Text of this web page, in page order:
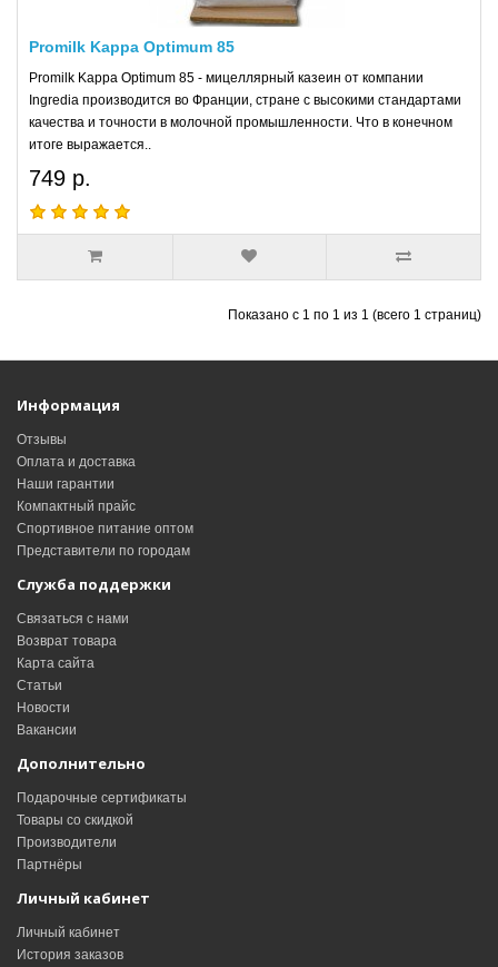
Promilk Kappa Optimum 85
Promilk Kappa Optimum 85 - мицеллярный казеин от компании
Ingredia производится во Франции, стране с высокими стандартами
качества и точности в молочной промышленности. Что в конечном
итоге выражается..
749 р.
Показано с 1 по 1 из 1 (всего 1 страниц)
Информация
Отзывы
Оплата и доставка
Наши гарантии
Компактный прайс
Спортивное питание оптом
Представители по городам
Служба поддержки
Связаться с нами
Возврат товара
Карта сайта
Статьи
Новости
Вакансии
Дополнительно
Подарочные сертификаты
Товары со скидкой
Производители
Партнёры
Личный кабинет
Личный кабинет
История заказов